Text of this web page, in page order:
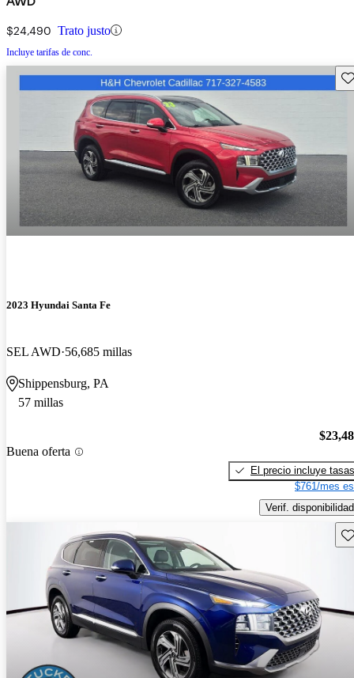
$24,490 Trato justo
Incluye tarifas de conc.
2023 Hyundai Santa Fe
SEL AWD 56,685 millas
Shippensburg, PA
57 millas
Buena oferta
El precio incluye tasas
$761/mes
Verif. disponibilidad